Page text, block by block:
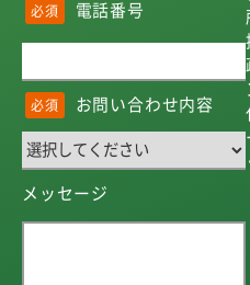
必須 電話番号
必須 お問い合わせ内容
メッセージ